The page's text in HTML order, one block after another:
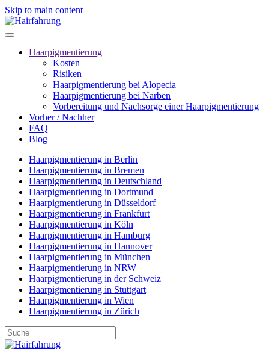
Skip to main content
Haarpigmentierung
Kosten
Risiken
Haarpigmentierung bei Alopecia
Haarpigmentierung bei Narben
Vorbereitung und Nachsorge einer Haarpigmentierung
Vorher / Nachher
FAQ
Blog
Haarpigmentierung in Berlin
Haarpigmentierung in Bremen
Haarpigmentierung in Deutschland
Haarpigmentierung in Dortmund
Haarpigmentierung in Düsseldorf
Haarpigmentierung in Frankfurt
Haarpigmentierung in Köln
Haarpigmentierung in Hamburg
Haarpigmentierung in Hannover
Haarpigmentierung in München
Haarpigmentierung in NRW
Haarpigmentierung in der Schweiz
Haarpigmentierung in Stuttgart
Haarpigmentierung in Wien
Haarpigmentierung in Zürich